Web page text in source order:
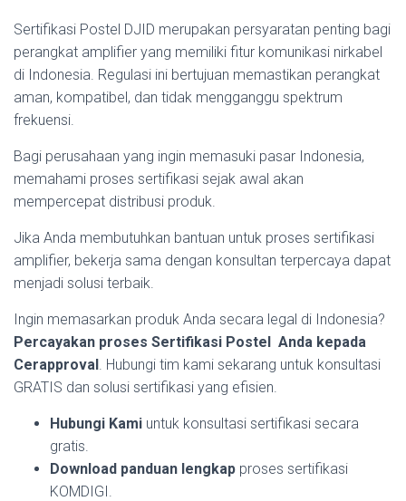
Sertifikasi Postel DJID merupakan persyaratan penting bagi
perangkat amplifier yang memiliki fitur komunikasi nirkabel
di Indonesia. Regulasi ini bertujuan memastikan perangkat
aman, kompatibel, dan tidak mengganggu spektrum
frekuensi.
Bagi perusahaan yang ingin memasuki pasar Indonesia,
memahami proses sertifikasi sejak awal akan
mempercepat distribusi produk.
Jika Anda membutuhkan bantuan untuk proses sertifikasi
amplifier, bekerja sama dengan konsultan terpercaya dapat
menjadi solusi terbaik.
Ingin memasarkan produk Anda secara legal di Indonesia?
Percayakan proses Sertifikasi Postel Anda kepada
Cerapproval. Hubungi tim kami sekarang untuk konsultasi
GRATIS dan solusi sertifikasi yang efisien.
Hubungi Kami untuk konsultasi sertifikasi secara
gratis.
Download panduan lengkap proses sertifikasi
KOMDIGI.